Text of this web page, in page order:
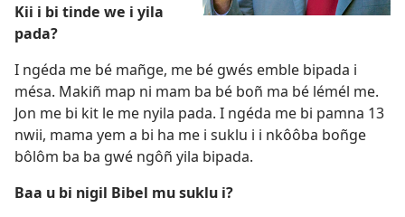
Kii i bi tinde we i yila
pada?
I ngéda me bé mañge, me bé gwés emble bipada i
mésa. Makiñ map ni mam ba bé boñ ma bé lémél me.
Jon me bi kit le me nyila pada. I ngéda me bi pamna 13
nwii, mama yem a bi ha me i suklu i i nkôôba boñge
bôlôm ba ba gwé ngôñ yila bipada.
Baa u bi nigil Bibel mu suklu i?